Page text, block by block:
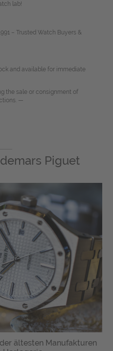
lab!
– Trusted Watch Buyers &
and available for immediate
the sale or consignment of
—
Piguet
ältesten Manufakturen